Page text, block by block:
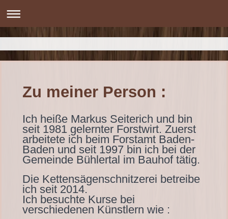
Zu meiner Person :
Ich heiße Markus Seiterich und bin
seit 1981 gelernter Forstwirt. Zuerst
arbeitete ich beim Forstamt Baden-
Baden und seit 1997 bin ich bei der
Gemeinde Bühlertal im Bauhof tätig.
Die Kettensägenschnitzerei betreibe
ich seit 2014.
Ich besuchte Kurse bei
verschiedenen Künstlern wie :